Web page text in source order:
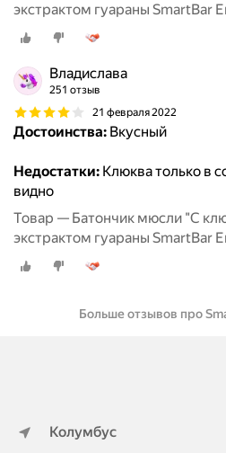
экстрактом гуараны SmartBar
Владислава
251 отзыв
21 февраля 2022
Достоинства: Вкусный
Недостатки: Клюква только в
видно
Товар — Батончик мюсли "С
экстрактом гуараны SmartBar
Больше отзывов про
Колумбус